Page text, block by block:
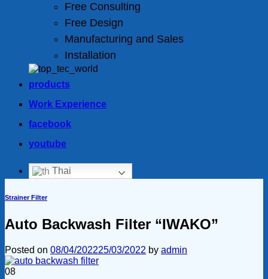
Free Consulting
Free Design
Manufacturing and Sales
Installation
products
Work Experience
facebook
youtube
Thai
Strainer Filter
Auto Backwash Filter “IWAKO”
Posted on 08/04/202225/03/2022 by admin
08